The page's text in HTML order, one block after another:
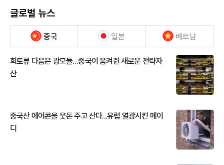
글로벌 뉴스
중국 일본 베트남
희토류 다음은 광모듈…중국이 움켜쥔 새로운 전략자
산
중국산 에어콘을 웃돈 주고 산다...유럽 열광시킨 메이
디